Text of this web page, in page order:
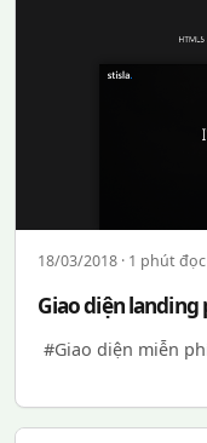
18/03/2018 · 1 phút đọc
Giao diện landing
#Giao diện miễn